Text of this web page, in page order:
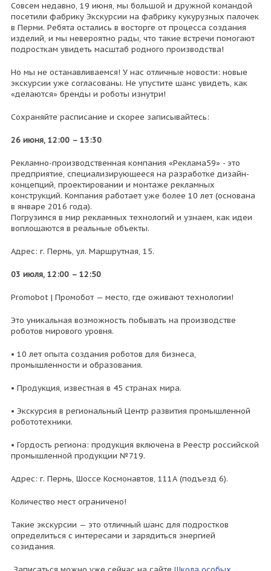
Совсем недавно, 19 июня, мы большой и дружной командой
посетили фабрику Экскурсии на фабрику кукурузных палочек
в Перми. Ребята остались в восторге от процесса создания
изделий, и мы невероятно рады, что такие встречи помогают
подросткам увидеть масштаб родного производства!
Но мы не останавливаемся! У нас отличные новости: новые
экскурсии уже согласованы. Не упустите шанс увидеть, как
«делаются» бренды и роботы изнутри!
Сохраняйте расписание и скорее записывайтесь:
26 июня, 12:00 – 13:30
Рекламно-производственная компания «Реклама59» - это
предприятие, специализирующееся на разработке дизайн-
концепций, проектировании и монтаже рекламных
конструкций. Компания работает уже более 10 лет (основана
в январе 2016 года).
Погрузимся в мир рекламных технологий и узнаем, как идеи
воплощаются в реальные объекты.
Адрес: г. Пермь, ул. Маршрутная, 15.
03 июля, 12:00 – 12:50
Promobot | Промобот — место, где оживают технологии!
Это уникальная возможность побывать на производстве
роботов мирового уровня.
• 10 лет опыта создания роботов для бизнеса,
промышленности и образования.
• Продукция, известная в 45 странах мира.
• Экскурсия в региональный Центр развития промышленной
робототехники.
• Гордость региона: продукция включена в Реестр российской
промышленной продукции №719.
Адрес: г. Пермь, Шоссе Космонавтов, 111А (подъезд 6).
Количество мест ограничено!
Такие экскурсии — это отличный шанс для подростков
определиться с интересами и зарядиться энергией
созидания.